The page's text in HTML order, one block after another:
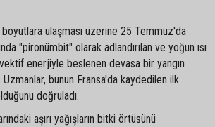
boyutlara ulaşması üzerine 25 Temmuz'da
"pironümbit" olarak adlandırılan ve yoğun ısı
enerjiyle beslenen devasa bir yangın
bunun Fransa'da kaydedilen ilk
doğruladı.
aşırı yağışların bitki örtüsünü